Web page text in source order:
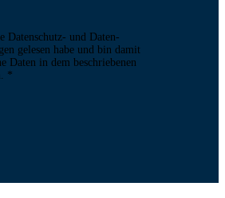
Datenschutz- und Daten­
gelesen habe und bin damit
Daten in dem be­schriebenen